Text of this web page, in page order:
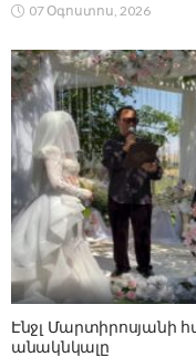
07 Օգոստոս, 2026
Էնջլ Մարտիրոսյանի
անակնկալը